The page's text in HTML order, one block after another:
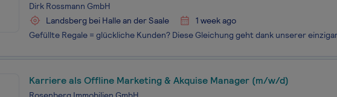
Dirk Rossmann GmbH
Landsberg bei Halle an der Saale
1 week ago
Karriere als Offline Marketing & Akquise Manager (m/w/d)